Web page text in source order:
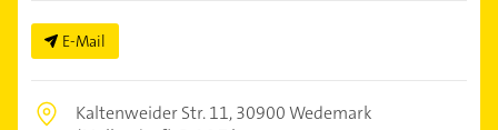
E-Mail
Kaltenweider Str. 11,30900 Wedemark